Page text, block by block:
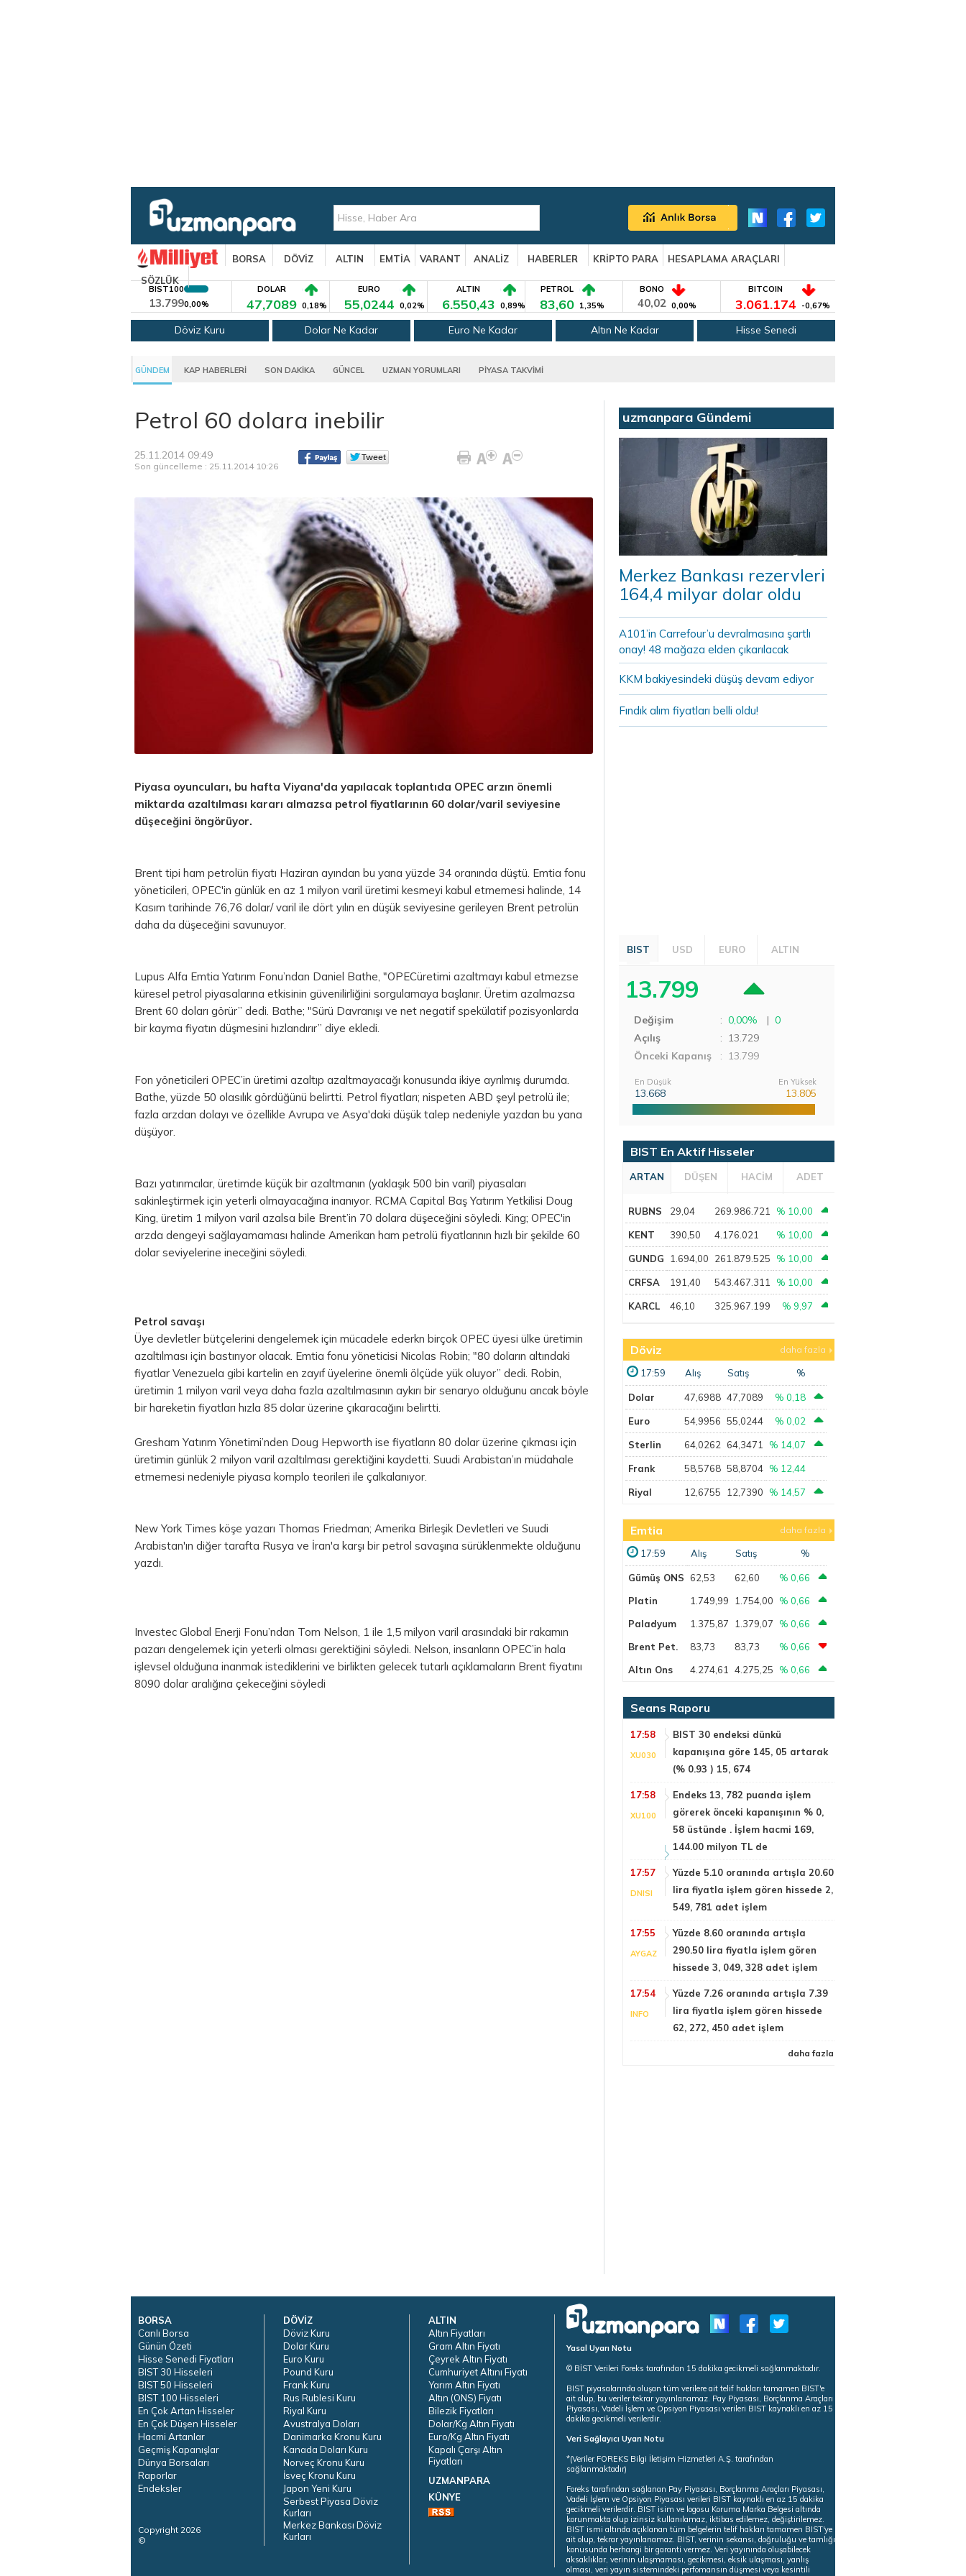
BORSA DÖVİZ ALTIN EMTİA VARANT ANALİZ HABERLER KRİPTO PARA
HESAPLAMA ARAÇLARI
SÖZLÜK
BIST100
13.7990,00%
DOLAR
47,7089 0,18%
EURO
55,0244 0,02%
ALTIN
6.550,43 0,89%
PETROL
83,60 1,35%
BONO
40,02 0,00%
BITCOIN
3.061.174 -0,67%
Döviz Kuru Dolar Ne Kadar Euro Ne Kadar Altın Ne Kadar Hisse Senedi
GÜNDEM KAP HABERLERİ SON DAKİKA GÜNCEL UZMAN YORUMLARI PİYASA TAKVİMİ
Petrol 60 dolara inebilir
25.11.2014 09:49
Son güncelleme : 25.11.2014 10:26
Piyasa oyuncuları, bu hafta Viyana'da yapılacak toplantıda OPEC arzın önemli
miktarda azaltılması kararı almazsa petrol fiyatlarının 60 dolar/varil seviyesine
düşeceğini öngörüyor.
Brent tipi ham petrolün fiyatı Haziran ayından bu yana yüzde 34 oranında düştü. Emtia fonu
yöneticileri, OPEC'in günlük en az 1 milyon varil üretimi kesmeyi kabul etmemesi halinde, 14
Kasım tarihinde 76,76 dolar/ varil ile dört yılın en düşük seviyesine gerileyen Brent petrolün
daha da düşeceğini savunuyor.
Lupus Alfa Emtia Yatırım Fonu’ndan Daniel Bathe, "OPECüretimi azaltmayı kabul etmezse
küresel petrol piyasalarına etkisinin güvenilirliğini sorgulamaya başlanır. Üretim azalmazsa
Brent 60 doları görür” dedi. Bathe; "Sürü Davranışı ve net negatif spekülatif pozisyonlarda
bir kayma fiyatın düşmesini hızlandırır” diye ekledi.
Fon yöneticileri OPEC’in üretimi azaltıp azaltmayacağı konusunda ikiye ayrılmış durumda.
Bathe, yüzde 50 olasılık gördüğünü belirtti. Petrol fiyatları; nispeten ABD şeyl petrolü ile;
fazla arzdan dolayı ve özellikle Avrupa ve Asya'daki düşük talep nedeniyle yazdan bu yana
düşüyor.
Bazı yatırımcılar, üretimde küçük bir azaltmanın (yaklaşık 500 bin varil) piyasaları
sakinleştirmek için yeterli olmayacağına inanıyor. RCMA Capital Baş Yatırım Yetkilisi Doug
King, üretim 1 milyon varil azalsa bile Brent’in 70 dolara düşeceğini söyledi. King; OPEC'in
arzda dengeyi sağlayamaması halinde Amerikan ham petrolü fiyatlarının hızlı bir şekilde 60
dolar seviyelerine ineceğini söyledi.
Petrol savaşı
Üye devletler bütçelerini dengelemek için mücadele ederkn birçok OPEC üyesi ülke üretimin
azaltılması için bastırıyor olacak. Emtia fonu yöneticisi Nicolas Robin; "80 doların altındaki
fiyatlar Venezuela gibi kartelin en zayıf üyelerine önemli ölçüde yük oluyor” dedi. Robin,
üretimin 1 milyon varil veya daha fazla azaltılmasının aykırı bir senaryo olduğunu ancak böyle
bir hareketin fiyatları hızla 85 dolar üzerine çıkaracağını belirtti.
Gresham Yatırım Yönetimi’nden Doug Hepworth ise fiyatların 80 dolar üzerine çıkması için
üretimin günlük 2 milyon varil azaltılması gerektiğini kaydetti. Suudi Arabistan’ın müdahale
etmemesi nedeniyle piyasa komplo teorileri ile çalkalanıyor.
New York Times köşe yazarı Thomas Friedman; Amerika Birleşik Devletleri ve Suudi
Arabistan'ın diğer tarafta Rusya ve İran'a karşı bir petrol savaşına sürüklenmekte olduğunu
yazdı.
Investec Global Enerji Fonu’ndan Tom Nelson, 1 ile 1,5 milyon varil arasındaki bir rakamın
pazarı dengelemek için yeterli olması gerektiğini söyledi. Nelson, insanların OPEC’in hala
işlevsel olduğuna inanmak istediklerini ve birlikten gelecek tutarlı açıklamaların Brent fiyatını
80­90 dolar aralığına çekeceğini söyledi
uzmanpara Gündemi
Merkez Bankası rezervleri
164,4 milyar dolar oldu
A101’in Carrefour’u devralmasına şartlı
onay! 48 mağaza elden çıkarılacak
KKM bakiyesindeki düşüş devam ediyor
Fındık alım fiyatları belli oldu!
BIST USD EURO ALTIN
13.799
Değişim : 0,00% | 0
Açılış
: 13.729
Önceki Kapanış
: 13.799
En Düşük
13.668
En Yüksek
13.805
BIST En Aktif Hisseler
ARTAN DÜŞEN HACİM ADET
RUBNS 29,04 269.986.721 % 10,00
KENT 390,50 4.176.021 % 10,00
GUNDG 1.694,00 261.879.525 % 10,00
CRFSA 191,40 543.467.311 % 10,00
KARCL 46,10 325.967.199 % 9,97
Döviz daha fazla
17:59 Alış Satış %
Dolar 47,6988 47,7089 % 0,18
Euro 54,9956 55,0244 % 0,02
Sterlin 64,0262 64,3471 % 14,07
Frank 58,5768 58,8704 % 12,44
Riyal 12,6755 12,7390 % 14,57
Emtia daha fazla
17:59 Alış Satış %
Gümüş ONS 62,53 62,60
% 0,66
Platin
1.749,99 1.754,00
% 0,66
Paladyum
1.375,87 1.379,07
% 0,66
Brent Pet.
83,73 83,73
% 0,66
Altın Ons
4.274,61 4.275,25 % 0,66
Seans Raporu
17:58
XU030
BIST 30 endeksi dünkü
kapanışına göre 145, 05 artarak
(% 0.93 ) 15, 674
17:58
XU100
Endeks 13, 782 puanda işlem
görerek önceki kapanışının % 0,
58 üstünde . İşlem hacmi 169,
144.00 milyon TL de
17:57
DNISI
Yüzde 5.10 oranında artışla 20.60
lira fiyatla işlem gören hissede 2,
549, 781 adet işlem
17:55
AYGAZ
Yüzde 8.60 oranında artışla
290.50 lira fiyatla işlem gören
hissede 3, 049, 328 adet işlem
17:54
INFO
Yüzde 7.26 oranında artışla 7.39
lira fiyatla işlem gören hissede
62, 272, 450 adet işlem
daha fazla
BORSA
Canlı Borsa
Günün Özeti
Hisse Senedi Fiyatları
BIST 30 Hisseleri
BIST 50 Hisseleri
BIST 100 Hisseleri
En Çok Artan Hisseler
En Çok Düşen Hisseler
Hacmi Artanlar
Geçmiş Kapanışlar
Dünya Borsaları
Raporlar
Endeksler
Copyright 2026
©
DÖVİZ
Döviz Kuru
Dolar Kuru
Euro Kuru
Pound Kuru
Frank Kuru
Rus Rublesi Kuru
Riyal Kuru
Avustralya Doları
Danimarka Kronu Kuru
Kanada Doları Kuru
Norveç Kronu Kuru
İsveç Kronu Kuru
Japon Yeni Kuru
Serbest Piyasa Döviz
Kurları
Merkez Bankası Döviz
Kurları
ALTIN
Altın Fiyatları
Gram Altın Fiyatı
Çeyrek Altın Fiyatı
Cumhuriyet Altını Fiyatı
Yarım Altın Fiyatı
Altın (ONS) Fiyatı
Bilezik Fiyatları
Dolar/Kg Altın Fiyatı
Euro/Kg Altın Fiyatı
Kapalı Çarşı Altın
Fiyatları
UZMANPARA
KÜNYE
Yasal Uyarı Notu
© BİST Verileri Foreks tarafından 15 dakika gecikmeli sağlanmaktadır.
BIST piyasalarında oluşan tüm verilere ait telif hakları tamamen BIST'e
ait olup, bu veriler tekrar yayınlanamaz. Pay Piyasası, Borçlanma Araçları
Piyasası, Vadeli İşlem ve Opsiyon Piyasası verileri BIST kaynaklı en az 15
dakika gecikmeli verilerdir.
Veri Sağlayıcı Uyarı Notu
*(Veriler FOREKS Bilgi İletişim Hizmetleri A.Ş. tarafından
sağlanmaktadır)
Foreks tarafından sağlanan Pay Piyasası, Borçlanma Araçları Piyasası,
Vadeli İşlem ve Opsiyon Piyasası verileri BIST kaynaklı en az 15 dakika
gecikmeli verilerdir. BIST isim ve logosu Koruma Marka Belgesi altında
korunmakta olup izinsiz kullanılamaz, iktibas edilemez, değiştirilemez.
BIST ismi altında açıklanan tüm belgelerin telif hakları tamamen BIST'ye
ait olup, tekrar yayınlanamaz. BIST, verinin sekansı, doğruluğu ve tamlığı
konusunda herhangi bir garanti vermez. Veri yayınında oluşabilecek
aksaklıklar, verinin ulaşmaması, gecikmesi, eksik ulaşması, yanlış
olması, veri yayın sistemindeki perfomansın düşmesi veya kesintili